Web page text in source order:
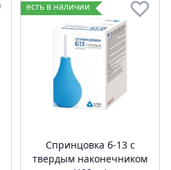
есть в наличии
Спринцовка б-13 с
твердым наконечником